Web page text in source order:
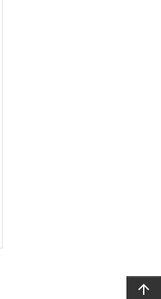
arrow_upward